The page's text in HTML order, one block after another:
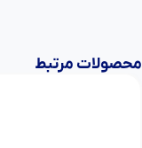
محصولات مرتبط